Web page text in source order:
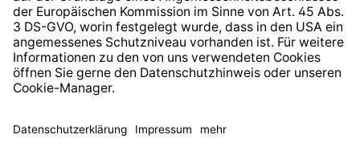
* Alle Preise inkl. gesetzl. Mehrwertsteuer zzgl.
anders angegeben.